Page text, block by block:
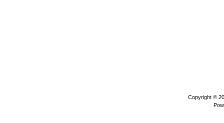
Copyright ©